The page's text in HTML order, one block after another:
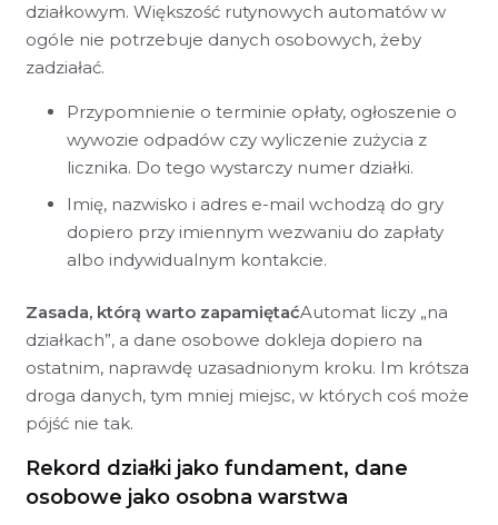
działkowym. Większość rutynowych automatów w
ogóle nie potrzebuje danych osobowych, żeby
zadziałać.
Przypomnienie o terminie opłaty, ogłoszenie o
wywozie odpadów czy wyliczenie zużycia z
licznika. Do tego wystarczy numer działki.
Imię, nazwisko i adres e-mail wchodzą do gry
dopiero przy imiennym wezwaniu do zapłaty
albo indywidualnym kontakcie.
Zasada, którą warto zapamiętaćAutomat liczy „na
działkach”, a dane osobowe dokleja dopiero na
ostatnim, naprawdę uzasadnionym kroku. Im krótsza
droga danych, tym mniej miejsc, w których coś może
pójść nie tak.
Rekord działki jako fundament, dane
osobowe jako osobna warstwa